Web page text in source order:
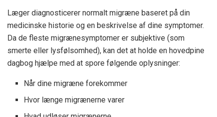
Læger diagnosticerer normalt migræne baseret på din
medicinske historie og en beskrivelse af dine symptomer.
Da de fleste migrænesymptomer er subjektive (som
smerte eller lysfølsomhed), kan det at holde en hovedpine
dagbog hjælpe med at spore følgende oplysninger:
Når dine migræne forekommer
Hvor længe migrænerne varer